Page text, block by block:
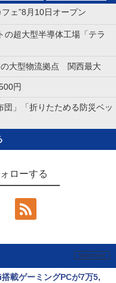
ェ”8月10日オープン
の超大型半導体工場「テラ
の大型物流拠点 関西最大
円
」「折りたためる防災ベッ
ローする
載ゲーミングPCが7万5,